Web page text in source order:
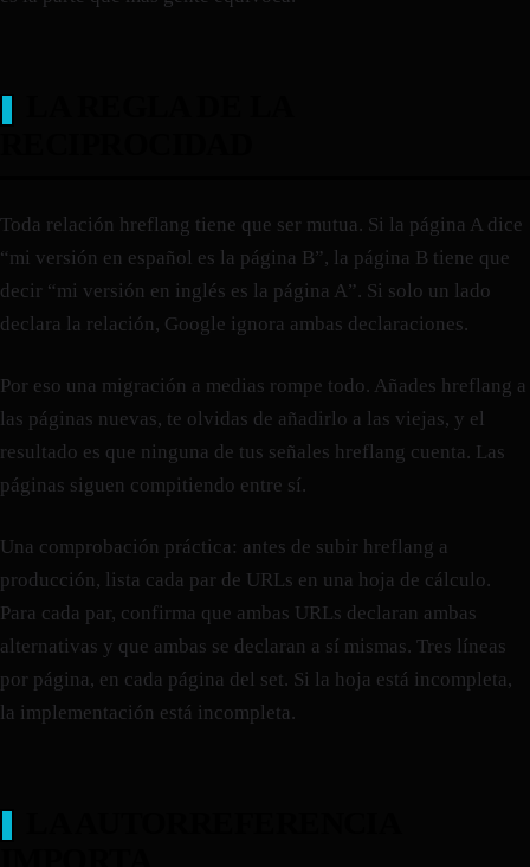
Toda relación hreflang tiene que ser mutua. Si la página A dice
“mi versión en español es la página B”, la página B tiene que
decir “mi versión en inglés es la página A”. Si solo un lado
declara la relación, Google ignora ambas declaraciones.
Por eso una migración a medias rompe todo. Añades hreflang a
las páginas nuevas, te olvidas de añadirlo a las viejas, y el
resultado es que ninguna de tus señales hreflang cuenta. Las
páginas siguen compitiendo entre sí.
Una comprobación práctica: antes de subir hreflang a
producción, lista cada par de URLs en una hoja de cálculo.
Para cada par, confirma que ambas URLs declaran ambas
alternativas y que ambas se declaran a sí mismas. Tres líneas
por página, en cada página del set. Si la hoja está incompleta,
la implementación está incompleta.